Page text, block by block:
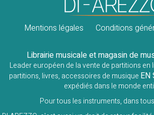
Mentions légales Conditions
Librairie musicale et magasin de
Leader européen de la vente de partitions en
partitions, livres, accessoires de musique EN
expédiés dans le monde
Pour tous les instruments, dans